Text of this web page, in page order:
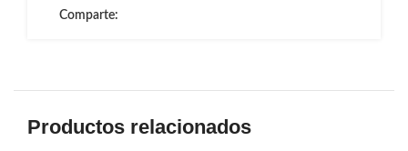
Comparte:
Productos relacionados